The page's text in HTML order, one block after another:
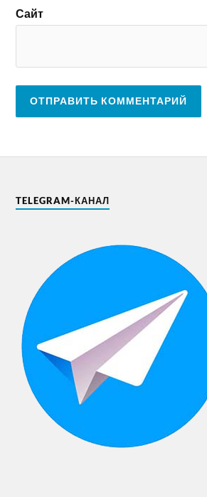
Сайт
TELEGRAM-КАНАЛ